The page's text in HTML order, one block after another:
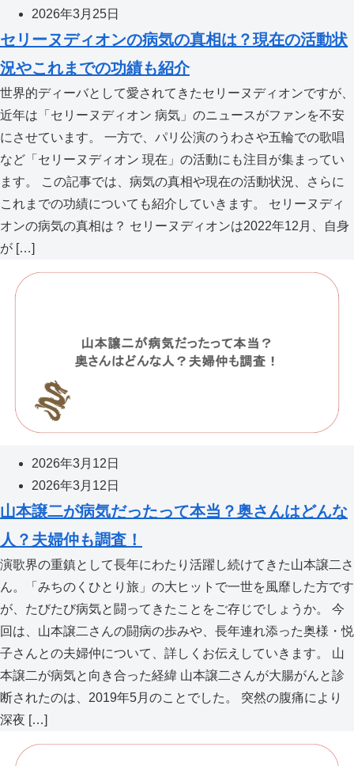
2026年3月25日
セリーヌディオンの病気の真相は？現在の活動状
況やこれまでの功績も紹介
世界的ディーバとして愛されてきたセリーヌディオンですが、
近年は「セリーヌディオン 病気」のニュースがファンを不安
にさせています。 一方で、パリ公演のうわさや五輪での歌唱
など「セリーヌディオン 現在」の活動にも注目が集まってい
ます。 この記事では、病気の真相や現在の活動状況、さらに
これまでの功績についても紹介していきます。 セリーヌディ
オンの病気の真相は？ セリーヌディオンは2022年12月、自身
が […]
2026年3月12日
2026年3月12日
山本譲二が病気だったって本当？奥さんはどんな
人？夫婦仲も調査！
演歌界の重鎮として長年にわたり活躍し続けてきた山本譲二さ
ん。「みちのくひとり旅」の大ヒットで一世を風靡した方です
が、たびたび病気と闘ってきたことをご存じでしょうか。 今
回は、山本譲二さんの闘病の歩みや、長年連れ添った奥様・悦
子さんとの夫婦仲について、詳しくお伝えしていきます。 山
本譲二が病気と向き合った経緯 山本譲二さんが大腸がんと診
断されたのは、2019年5月のことでした。 突然の腹痛により
深夜 […]